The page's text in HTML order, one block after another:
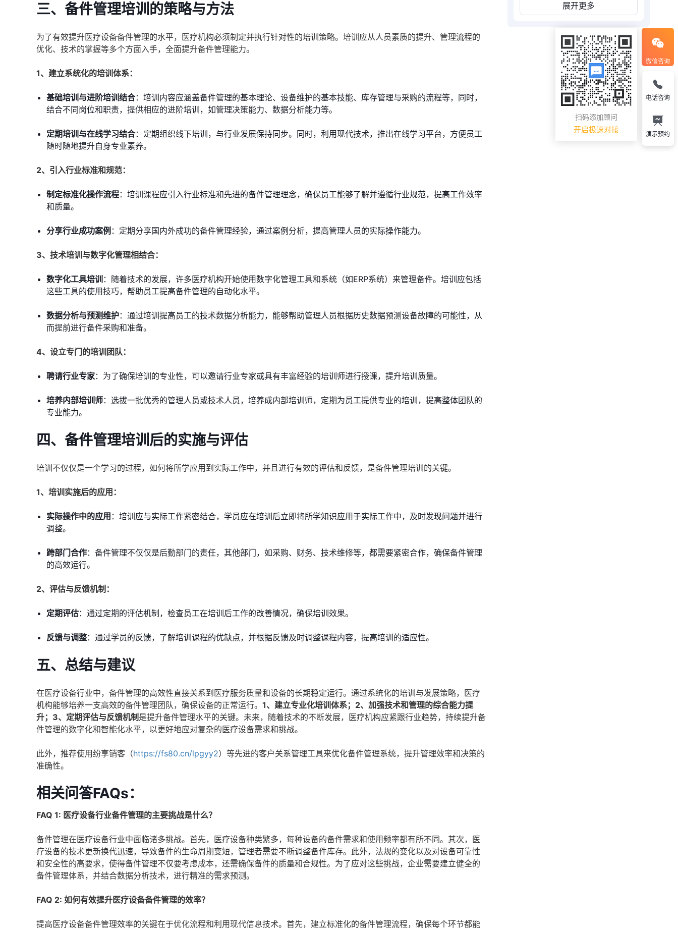
三、备件管理培训的策略与方法
为了有效提升医疗设备备件管理的水平，医疗机构必须制定并执行针对性的培训策略。培训应从人员素质的提升、管理流程的
优化、技术的掌握等多个方面入手，全面提升备件管理能力。
1、建立系统化的培训体系：
基础培训与进阶培训结合：培训内容应涵盖备件管理的基本理论、设备维护的基本技能、库存管理与采购的流程等，同时，
结合不同岗位和职责，提供相应的进阶培训，如管理决策能力、数据分析能力等。
定期培训与在线学习结合：定期组织线下培训，与行业发展保持同步。同时，利用现代技术，推出在线学习平台，方便员工
随时随地提升自身专业素养。
2、引入行业标准和规范：
制定标准化操作流程：培训课程应引入行业标准和先进的备件管理理念，确保员工能够了解并遵循行业规范，提高工作效率
和质量。
分享行业成功案例 ：定期分享国内外成功的备件管理经验，通过案例分析，提高管理人员的实际操作能力。
3、技术培训与数字化管理相结合：
数字化工具培训 ：随着技术的发展，许多医疗机构开始使用数字化管理工具和系统（如ERP系统）来管理备件。培训应包括
这些工具的使用技巧，帮助员工提高备件管理的自动化水平。
数据分析与预测维护：通过培训提高员工的技术数据分析能力，能够帮助管理人员根据历史数据预测设备故障的可能性，从
而提前进行备件采购和准备。
4、设立专门的培训团队：
聘请行业专家：为了确保培训的专业性，可以邀请行业专家或具有丰富经验的培训师进行授课，提升培训质量。
培养内部培训师：选拔一批优秀的管理人员或技术人员，培养成内部培训师，定期为员工提供专业的培训，提高整体团队的
专业能力。
四、备件管理培训后的实施与评估
培训不仅仅是一个学习的过程，如何将所学应用到实际工作中，并且进行有效的评估和反馈，是备件管理培训的关键。
1、培训实施后的应用：
实际操作中的应用 ：培训应与实际工作紧密结合，学员应在培训后立即将所学知识应用于实际工作中，及时发现问题并进行
调整。
跨部门合作：备件管理不仅仅是后勤部门的责任，其他部门，如采购、财务、技术维修等，都需要紧密合作，确保备件管理
的高效运行。
2、评估与反馈机制：
定期评估：通过定期的评估机制，检查员工在培训后工作的改善情况，确保培训效果。
反馈与调整：通过学员的反馈，了解培训课程的优缺点，并根据反馈及时调整课程内容，提高培训的适应性。
五、总结与建议
在医疗设备行业中，备件管理的高效性直接关系到医疗服务质量和设备的长期稳定运行。通过系统化的培训与发展策略，医疗
机构能够培养一支高效的备件管理团队，确保设备的正常运行。 1、建立专业化培训体系；2、加强技术和管理的综合能力提
升；3、定期评估与反馈机制 是提升备件管理水平的关键。未来，随着技术的不断发展，医疗机构应紧跟行业趋势，持续提升备
件管理的数字化和智能化水平，以更好地应对复杂的医疗设备需求和挑战。
此外，推荐使用纷享销客（https://fs80.cn/lpgyy2）等先进的客户关系管理工具来优化备件管理系统，提升管理效率和决策的
准确性。
相关问答FAQs：
FAQ 1: 医疗设备行业备件管理的主要挑战是什么？
备件管理在医疗设备行业中面临诸多挑战。首先，医疗设备种类繁多，每种设备的备件需求和使用频率都有所不同。其次，医
疗设备的技术更新换代迅速，导致备件的生命周期变短，管理者需要不断调整备件库存。此外，法规的变化以及对设备可靠性
和安全性的高要求，使得备件管理不仅要考虑成本，还需确保备件的质量和合规性。为了应对这些挑战，企业需要建立健全的
备件管理体系，并结合数据分析技术，进行精准的需求预测。
FAQ 2: 如何有效提升医疗设备备件管理的效率？
提高医疗设备备件管理效率的关键在于优化流程和利用现代信息技术。首先，建立标准化的备件管理流程，确保每个环节都能
展开更多
微信咨询
扫码添加顾问
开启极速对接
电话咨询
演示预约